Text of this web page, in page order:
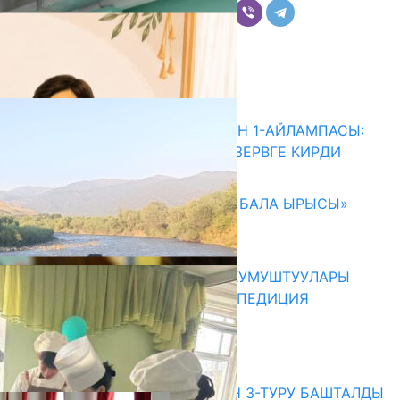
Комментарийлер
ДИРЕКТОРЛОРДУ ТАНДООНУН 1-АЙЛАМПАСЫ:
1102 ТАЛАПКЕР КАДРДЫК РЕЗЕРВГЕ КИРДИ
192 МИҢГЕ ЖАКЫН БАЛАГА «БАЛА ЫРЫСЫ»
ЖӨЛӨК ПУЛУ ДАЙЫНДАЛДЫ
05.08.2026
ОШМУ МЕНЕН ФЕРМУНУН ОКУМУШТУУЛАРЫ
БИРГЕЛЕШКЕН ИЛИМИЙ ЭКСПЕДИЦИЯ
УЮШТУРУШТУ
05.08.2026
Абитуриент
ЖОЖДОРГО КАБЫЛ АЛУУНУН 3-ТУРУ БАШТАЛДЫ